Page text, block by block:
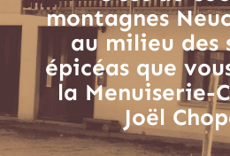
montagnes
au milieu des
épicéas que
la Menuiserie-
Joël